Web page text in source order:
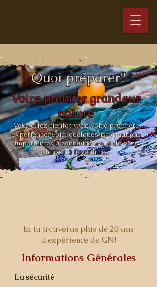
Quoi préparer?
Votre premier grandeur
nature
Vous allez bientôt vivre votre première
expérience. Voici quelques informations
importantes à connaître avant de vous
lancer à l’aventure:
Ici tu trouveras plus de 20 ans
d'expérience de GN!
Informations Générales
La sécurité